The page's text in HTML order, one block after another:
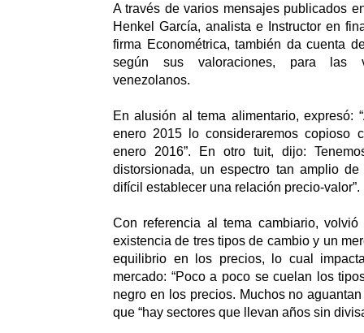
A través de varios mensajes publicados
Henkel García, analista e Instructor en
firma Econométrica, también da cuenta
según sus valoraciones, para las
venezolanos.
En alusión al tema alimentario, expresó:
enero 2015 lo consideraremos copioso
enero 2016”. En otro tuit, dijo:
distorsionada, un espectro tan amplio
difícil establecer una relación precio-valor”.
Con referencia al tema cambiario,
existencia de tres tipos de cambio y un
equilibrio en los precios, lo cual
mercado: “Poco a poco se cuelan los
negro en los precios. Muchos no
que “hay sectores que llevan años sin